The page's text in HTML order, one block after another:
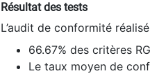
Résultat des tests
L’audit de conformité
66.67% des critères
Le taux moyen de